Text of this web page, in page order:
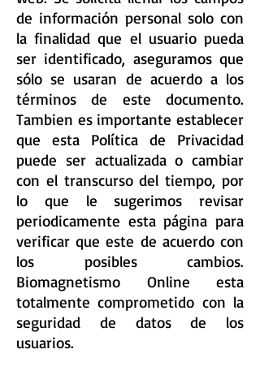
de información personal solo con
la finalidad que el usuario pueda
ser identificado, aseguramos que
sólo se usaran de acuerdo a los
términos de este documento.
Tambien es importante establecer
que esta Política de Privacidad
puede ser actualizada o cambiar
con el transcurso del tiempo, por
lo que le sugerimos revisar
periodicamente esta página para
verificar que este de acuerdo con
los posibles cambios.
Biomagnetismo Online esta
totalmente comprometido con la
seguridad de datos de los
usuarios.